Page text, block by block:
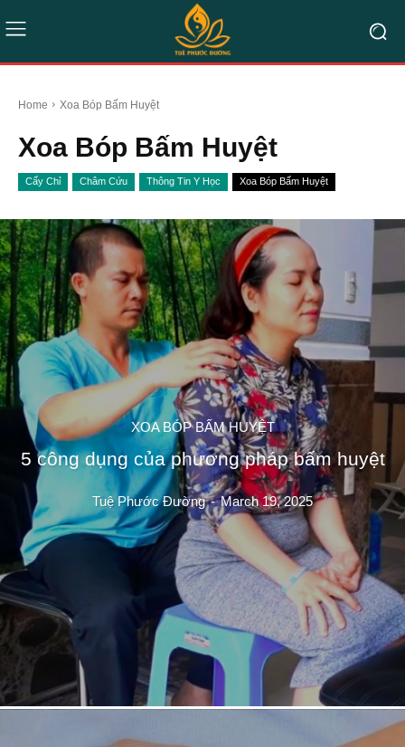
Home Xoa Bóp Bấm Huyệt
Xoa Bóp Bấm Huyệt
Cấy Chỉ Châm Cứu Thông Tin Y Học Xoa Bóp Bấm Huyệt
XOA BÓP BẤM HUYỆT
5 công dụng của phương pháp bấm huyệt
Tuệ Phước Đường - March 19, 2025